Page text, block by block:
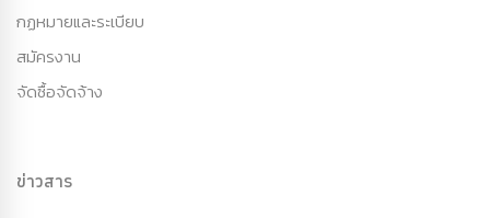
กฏหมายและระเบียบ
สมัครงาน
จัดซื้อจัดจ้าง
ข่าวสาร